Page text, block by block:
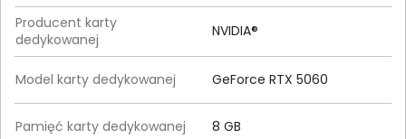
Producent karty
dedykowanej
NVIDIA®
Model karty dedykowanej GeForce RTX 5060
Pamięć karty dedykowanej 8 GB